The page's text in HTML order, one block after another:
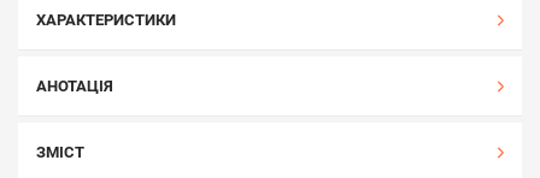
ХАРАКТЕРИСТИКИ
АНОТАЦІЯ
ЗМІСТ